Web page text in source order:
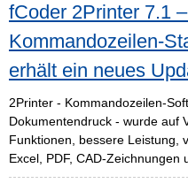
fCoder 2Printer 7.1
Kommandozeilen-
erhält ein neues
2Printer - Kommandozeilen-
Dokumentendruck - wurde auf
Funktionen, bessere Leistung,
Excel, PDF, CAD-Zeichnungen